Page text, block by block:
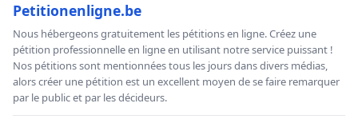
Petitionenligne.be
Nous hébergeons gratuitement les pétitions en ligne. Créez une
pétition professionnelle en ligne en utilisant notre service puissant !
Nos pétitions sont mentionnées tous les jours dans divers médias,
alors créer une pétition est un excellent moyen de se faire remarquer
par le public et par les décideurs.